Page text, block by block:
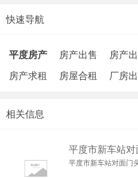
快速导航
平度房产 房产出售 房产
房产求租
房屋合租 厂房
相关信息
平度市新车站
平度市新车站对面门